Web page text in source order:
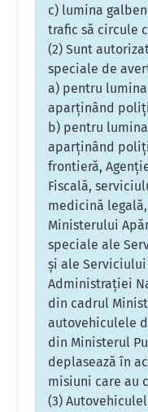
c) lumina
trafic să circule
(2) Sunt
speciale de
a) pentru
aparţinând
b) pentru
aparţinând
frontieră,
Fiscală,
medicină
Ministerului
speciale ale
şi ale Serviciului
Administraţiei
din cadrul
autovehiculele
din Ministerul
deplasează în
misiuni care au
(3)